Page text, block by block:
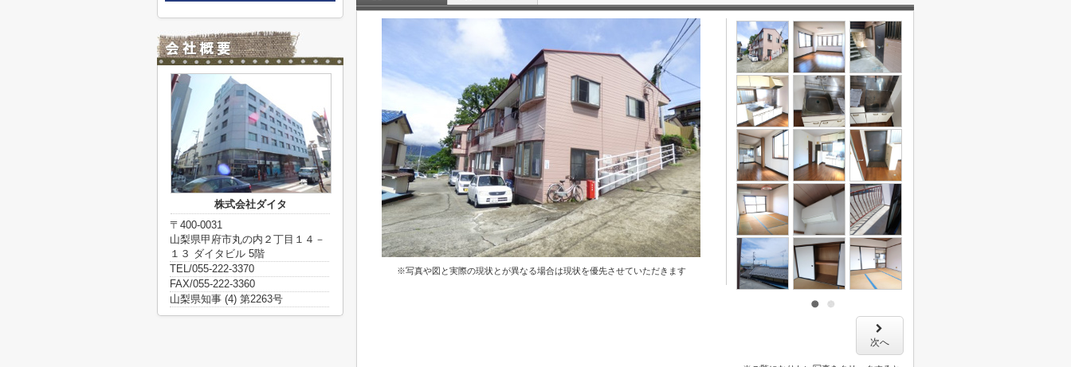
※写真や図と実際の現状とが異なる場合は現状を優先させていただきます
次へ
株式会社ダイタ
〒400-0031
山梨県甲府市丸の内２丁目１４－
１３ ダイタビル 5階
TEL/055-222-3370
FAX/055-222-3360
山梨県知事 (4) 第2263号